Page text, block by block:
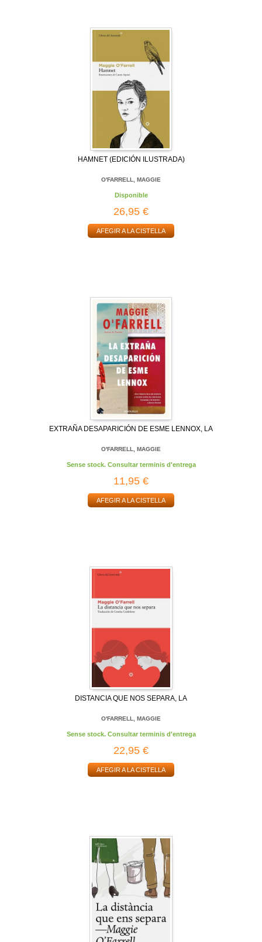
HAMNET (EDICIÓN ILUSTRADA)
O'FARRELL, MAGGIE
Disponible
26,95 €
AFEGIR A LA CISTELLA
EXTRAÑA DESAPARICIÓN DE ESME LENNOX, LA
O'FARRELL, MAGGIE
Sense stock. Consultar terminis d'entrega
11,95 €
AFEGIR A LA CISTELLA
DISTANCIA QUE NOS SEPARA, LA
O'FARRELL, MAGGIE
Sense stock. Consultar terminis d'entrega
22,95 €
AFEGIR A LA CISTELLA